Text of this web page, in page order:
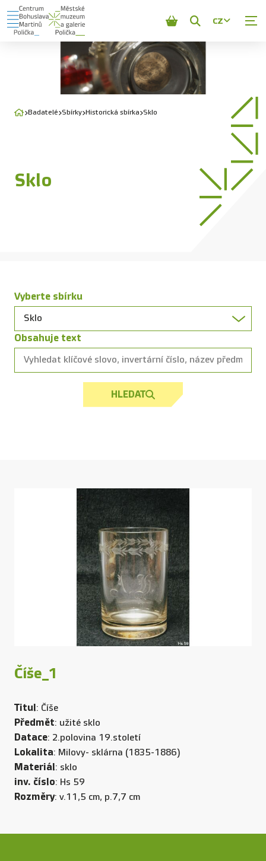
Zobrazit
vyhledávání
CZ
Badatelé Sbírky Historická sbírka Sklo
Sklo
Vyberte sbírku
Obsahuje text
HLEDAT
Číše_1
Titul: Číše
Předmět: užité sklo
Datace: 2.polovina 19.století
Lokalita: Milovy- sklárna (1835-1886)
Materiál: sklo
inv. číslo: Hs 59
Rozměry: v.11,5 cm, p.7,7 cm